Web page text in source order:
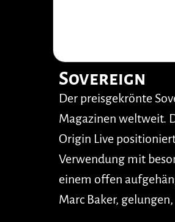
Sovereign
Der preisgekrönte
Magazinen weltweit.
Origin Live
Verwendung mit
einem offen
Marc Baker,